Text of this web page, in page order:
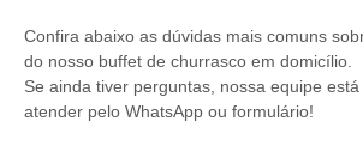
Confira abaixo as dúvidas mais comuns
do nosso buffet de churrasco em domicílio.
Se ainda tiver perguntas, nossa equipe
atender pelo WhatsApp ou formulário!